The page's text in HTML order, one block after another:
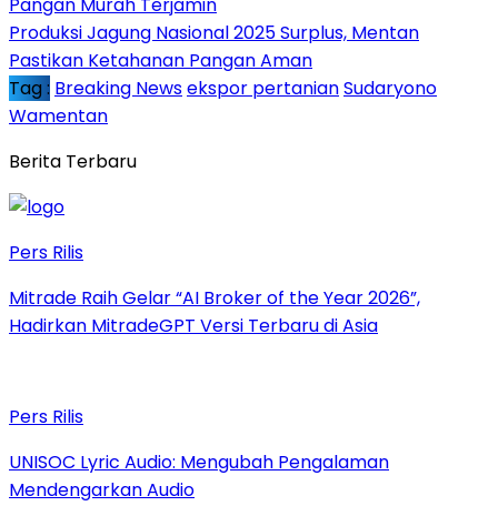
Produksi Jagung Nasional 2025 Surplus, Mentan
Pastikan Ketahanan Pangan Aman
Tag : Breaking Newsekspor pertanianSudaryono
Wamentan
Berita Terbaru
Pers Rilis
Mitrade Raih Gelar “AI Broker of the Year 2026”,
Hadirkan MitradeGPT Versi Terbaru di Asia
Pers Rilis
UNISOC Lyric Audio: Mengubah Pengalaman
Mendengarkan Audio